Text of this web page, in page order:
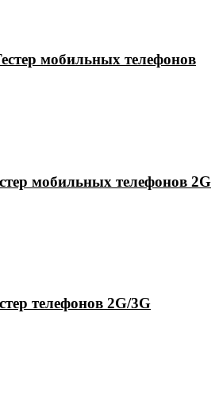
мобильных телефонов
мобильных телефонов 2G
телефонов 2G/3G